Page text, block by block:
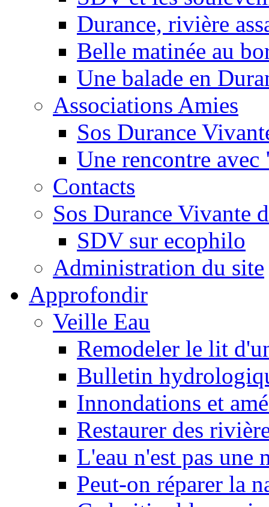
Durance, rivière
Belle matinée au
Une balade en
Associations Amies
Sos Durance
Une rencontre
Contacts
Sos Durance Vivante
SDV sur ecophilo
Administration du site
Approfondir
Veille Eau
Remodeler le lit
Bulletin
Innondations et
Restaurer des
L'eau n'est pas une
Peut-on réparer la